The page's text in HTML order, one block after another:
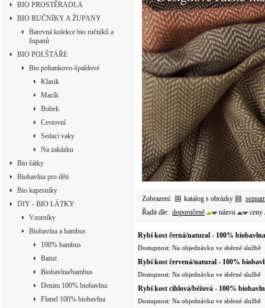
BIO PROSTĚRADLA
BIO RUČNÍKY A ŽUPANY
Barevná kolekce bio ručníků a
županů
BIO POLŠTÁŘE
Bio pohankovo-špaldové
Klasik
Macík
Bobek
Cestovní
Sedací vaky
Na zakázku
Bio šátky
Biobavlna pro děti
Bio kapesníky
DIY - BIO LÁTKY
Vzorníky
Biobavlna a bambus
100% bambus
Batist
Biobavlna/bambus
Denim 100% biobavlna
Flanel 100% biobavlna
Zobrazení: katalog s obrázky
Řadit dle: doporučeně názvu ceny
Rybí kost černá/natural - 100%
tkaná
Dostupnost: Na objednávku ve sběrné službě
Rybí kost červená/natural - 100%
tkané
Dostupnost: Na objednávku ve sběrné službě
Rybí kost cihlová/béžová - 100%
tkané
Dostupnost: Na objednávku ve sběrné službě